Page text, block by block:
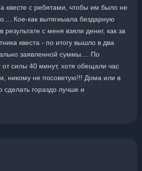
квесте с ребятами, чтобы им было не
Кое-как вытягиыала бездарную
результате с меня взяли денег, как за
квеста - по итогу вышло в два
заявленной суммы.... По
от силы 40 минут, хотя обещали час
никому не посоветую!!! Дома или в
гораздо лучше и